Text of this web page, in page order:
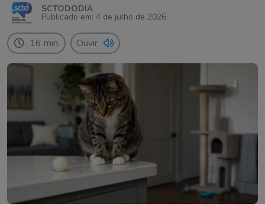
SCTODODIA
Publicado em: 4 de julho de 2026
16 min. Ouvir